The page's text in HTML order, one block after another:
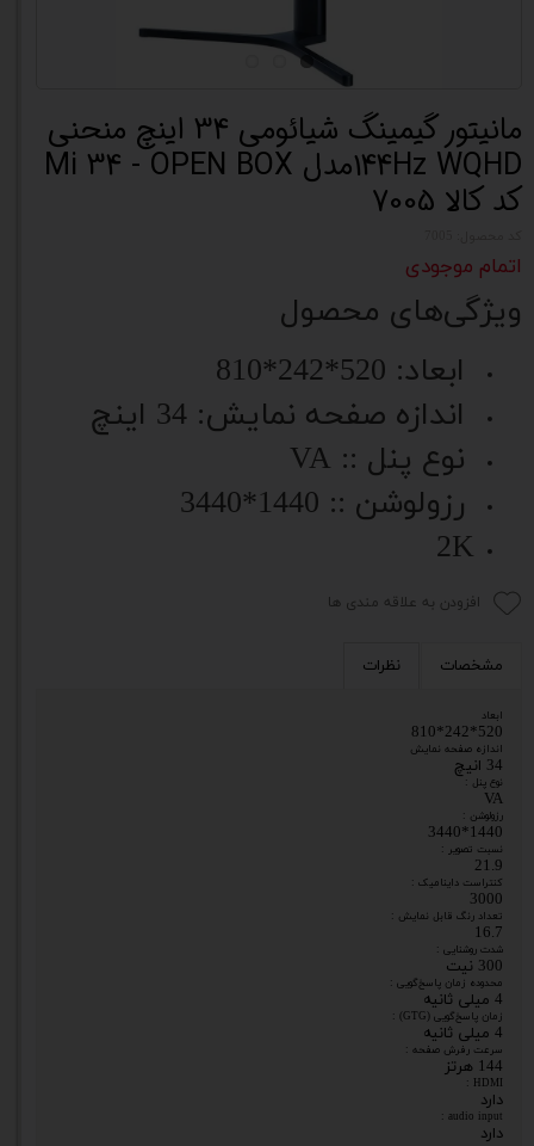
مانیتور گیمینگ شیائومی 34 اینچ منحنی
144Hz WQHDمدل Mi 34 - OPEN BOX
کد کالا 7005
اتمام موجودی
ویژگی‌های محصول
ابعاد: 520*242*810
اندازه صفحه نمایش: 34 اینچ
نوع پنل :: VA
رزولوشن :: 1440*3440
2K
افزودن به علاقه مندی ها
مشخصات نظرات
ابعاد
520*242*810
اندازه صفحه نمایش
34 انیچ
نوع پنل :
VA
رزولوشن :
1440*3440
نسبت تصویر :
21.9
کنتراست داینامیک :
3000
تعداد رنگ قابل نمایش :
16.7
شدت روشنایی :
300 نیت
محدوده زمان پاسخ‌گویی :
4 میلی ثانیه
زمان پاسخ‌گویی (GTG) :
4 میلی ثانیه
سرعت رفرش صفحه :
144 هرتز
HDMI :
دارد
audio input :
دارد